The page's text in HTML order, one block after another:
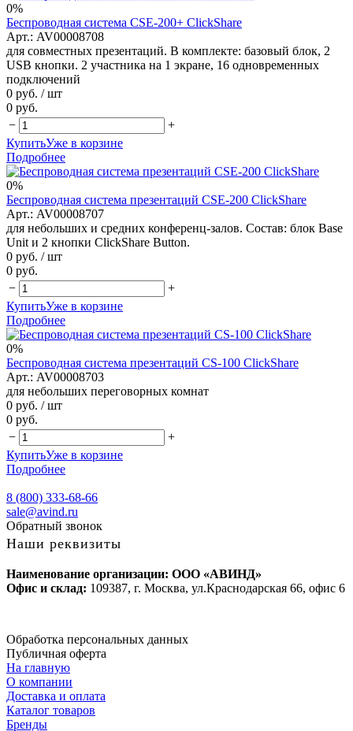
0%
Беспроводная система CSE-200+ ClickShare
Арт.: AV00008708
для совместных презентаций. В комплекте: базовый блок, 2
USB кнопки. 2 участника на 1 экране, 16 одновременных
подключений
0 руб. / шт
0 руб.
−
+
КупитьУже в корзине
Подробнее
0%
Беспроводная система презентаций CSE-200 ClickShare
Арт.: AV00008707
для небольших и средних конференц-залов. Состав: блок Base
Unit и 2 кнопки ClickShare Button.
0 руб. / шт
0 руб.
−
+
КупитьУже в корзине
Подробнее
0%
Беспроводная система презентаций CS-100 ClickShare
Арт.: AV00008703
для небольших переговорных комнат
0 руб. / шт
0 руб.
−
+
КупитьУже в корзине
Подробнее
8 (800) 333-68-66
sale@avind.ru
Обратный звонок
Наши реквизиты
Наименование организации: ООО «АВИНД»
Офис и склад: 109387, г. Москва, ул.Краснодарская 66, офис 6
Обработка персональных данных
Публичная оферта
На главную
О компании
Доставка и оплата
Каталог товаров
Бренды